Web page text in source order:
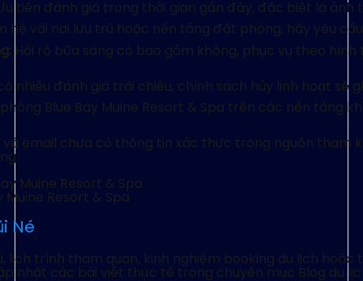
tiên đánh giá trong thời gian gần đây, đặc biệt là ảnh
hệ với nơi lưu trú hoặc nền tảng đặt phòng, hãy yêu
Hỏi rõ bữa sáng có bao gồm không, phục vụ theo
nhiều đánh giá trái chiều, chính sách hủy linh hoạt sẽ
Blue Bay Muine Resort & Spa trên các nền tảng
email chưa có thông tin xác thực trong nguồn tham
Resort & Spa
Né
lịch trình tham quan, kinh nghiệm booking du lịch
nhật các bài viết thực tế trong chuyên mục Blog du